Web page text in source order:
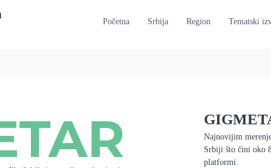
Početna Srbija Region Tematski
Najnovijim
Srbiji što čini oko
platformi.